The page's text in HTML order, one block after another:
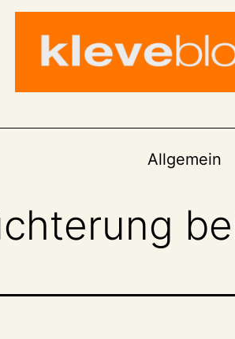
Allgemein